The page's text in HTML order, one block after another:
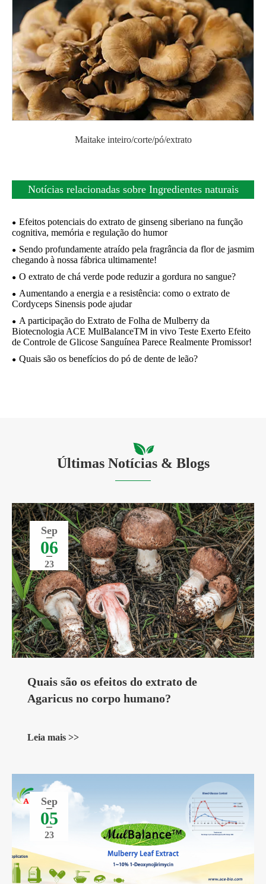
Maitake inteiro/corte/pó/extrato
Notícias relacionadas sobre Ingredientes naturais
Efeitos potenciais do extrato de ginseng siberiano na função
cognitiva, memória e regulação do humor
Sendo profundamente atraído pela fragrância da flor de jasmim
chegando à nossa fábrica ultimamente!
O extrato de chá verde pode reduzir a gordura no sangue?
Aumentando a energia e a resistência: como o extrato de
Cordyceps Sinensis pode ajudar
A participação do Extrato de Folha de Mulberry da
Biotecnologia ACE MulBalanceTM in vivo Teste Exerto Efeito
de Controle de Glicose Sanguínea Parece Realmente Promissor!
Quais são os benefícios do pó de dente de leão?
Últimas Notícias & Blogs
Sep
06
23
Quais são os efeitos do extrato de
Agaricus no corpo humano?
Leia mais >>
Sep
05
23